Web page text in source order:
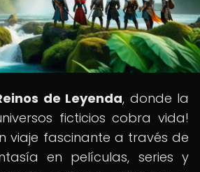
de Leyenda, donde la
ficticios cobra vida!
viaje fascinante a través de
en películas, series y